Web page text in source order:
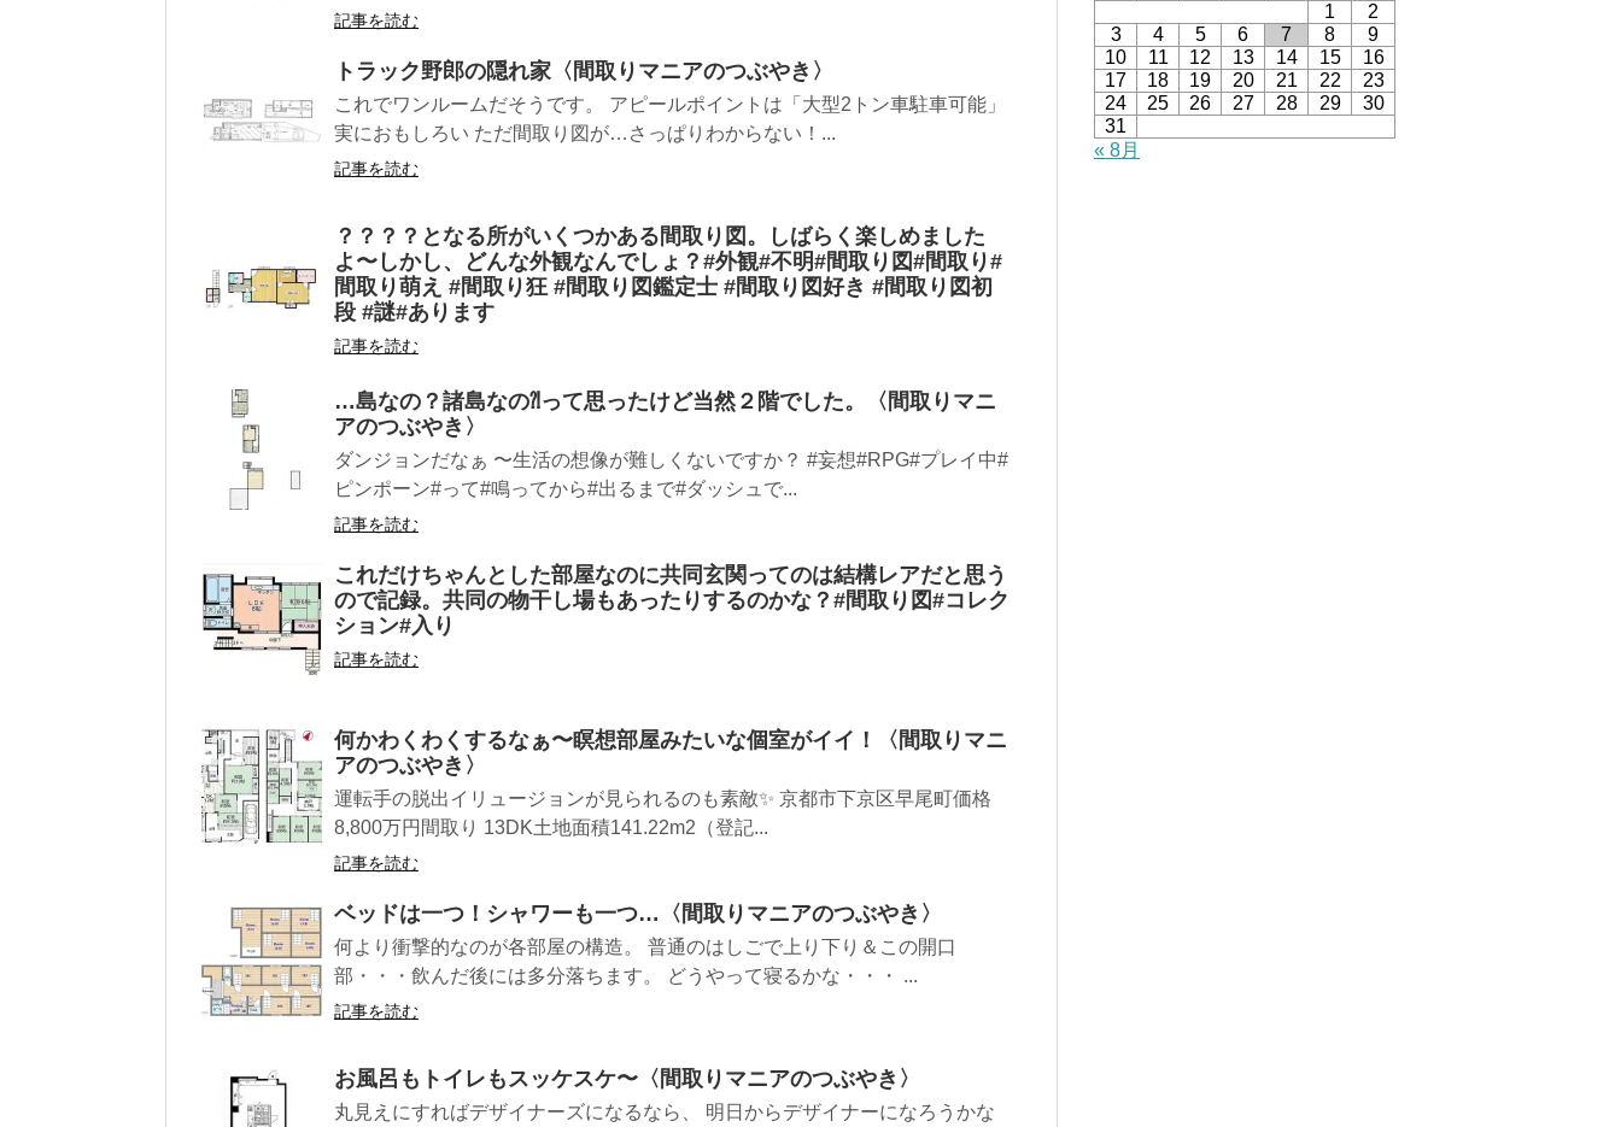
記事を読む
トラック野郎の隠れ家〈間取りマニアのつぶやき〉
これでワンルームだそうです。 アピールポイントは「大型2トン車駐車可能」
実におもしろい ただ間取り図が…さっぱりわからない！...
記事を読む
？？？？となる所がいくつかある間取り図。しばらく楽しめました
よ〜しかし、どんな外観なんでしょ？#外観#不明#間取り図#間取り#
間取り萌え #間取り狂 #間取り図鑑定士 #間取り図好き #間取り図初
段 #謎#あります
記事を読む
…島なの？諸島なの⁈って思ったけど当然２階でした。〈間取りマニ
アのつぶやき〉
ダンジョンだなぁ 〜生活の想像が難しくないですか？ #妄想#RPG#プレイ中#
ピンポーン#って#鳴ってから#出るまで#ダッシュで...
記事を読む
これだけちゃんとした部屋なのに共同玄関ってのは結構レアだと思う
ので記録。共同の物干し場もあったりするのかな？#間取り図#コレク
ション#入り
記事を読む
何かわくわくするなぁ〜瞑想部屋みたいな個室がイイ！〈間取りマニ
アのつぶやき〉
運転手の脱出イリュージョンが見られるのも素敵✨ 京都市下京区早尾町価格
8,800万円間取り 13DK土地面積141.22m2（登記...
記事を読む
ベッドは一つ！シャワーも一つ…〈間取りマニアのつぶやき〉
何より衝撃的なのが各部屋の構造。 普通のはしごで上り下り＆この開口
部・・・飲んだ後には多分落ちます。 どうやって寝るかな・・・ ...
記事を読む
お風呂もトイレもスッケスケ〜〈間取りマニアのつぶやき〉
丸見えにすればデザイナーズになるなら、 明日からデザイナーになろうかな
1
2
3
4 5 6 7 8
9
10
11 12 13 14 15
16
17
18 19 20 21 22
23
24
25 26 27 28 29
30
31
« 8月